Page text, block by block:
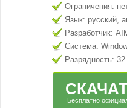
Ограничения:
Язык: русский,
Разработчик:
Система:
Разрядность:
Бесплатно